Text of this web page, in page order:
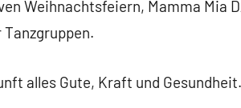
Weihnachtsfeiern, Mamma Mia
alles Gute, Kraft und Gesundheit.